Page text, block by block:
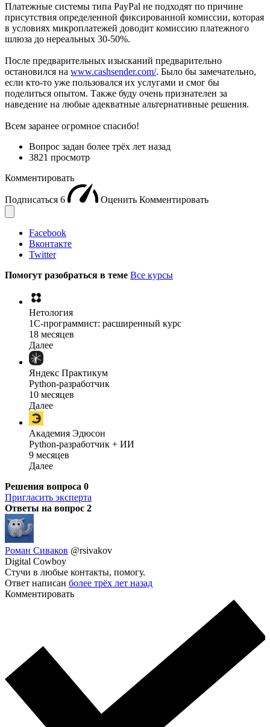
Платежные системы типа PayPal не подходят по причине
присутствия определенной фиксированной комиссии, которая
в условиях микроплатежей доводит комиссию платежного
шлюза до нереальных 30-50%.
После предварительных изысканий предварительно
остановился на www.cashsender.com/. Было бы замечательно,
если кто-то уже пользовался их услугами и смог бы
поделиться опытом. Также буду очень признателен за
наведение на любые адекватные альтернативные решения.
Всем заранее огромное спасибо!
Вопрос задан более трёх лет назад
3821 просмотр
Комментировать
Подписаться 6 Оценить Комментировать
Facebook
Вконтакте
Twitter
Помогут разобраться в теме Все курсы
Нетология
1C-программист: расширенный курс
18 месяцев
Далее
Яндекс Практикум
Python-разработчик
10 месяцев
Далее
Академия Эдюсон
Python-разработчик + ИИ
9 месяцев
Далее
Решения вопроса 0
Пригласить эксперта
Ответы на вопрос 2
Роман Сиваков @rsivakov
Digital Cowboy
Стучи в любые контакты, помогу.
Ответ написан более трёх лет назад
Комментировать